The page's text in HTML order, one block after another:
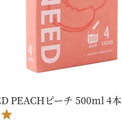
PEACHピーチ 500ml 4本